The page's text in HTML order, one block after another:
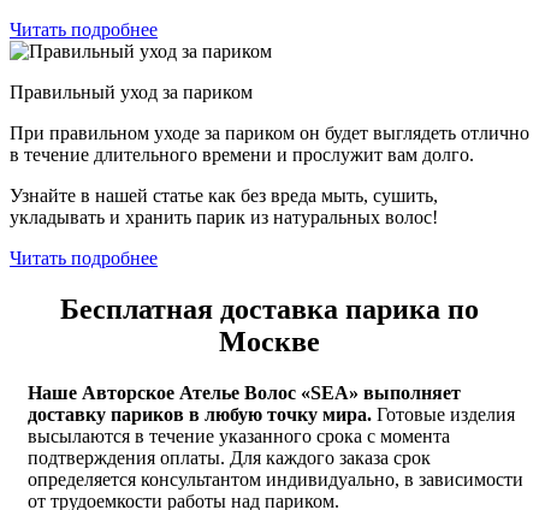
Читать подробнее
Правильный уход за париком
При правильном уходе за париком он будет выглядеть отлично
в течение длительного времени и прослужит вам долго.
Узнайте в нашей статье как без вреда мыть, сушить,
укладывать и хранить парик из натуральных волос!
Читать подробнее
Бесплатная доставка парика по
Москве
Наше Авторское Ателье Волос «SEA» выполняет
доставку париков в любую точку мира. Готовые изделия
высылаются в течение указанного срока с момента
подтверждения оплаты. Для каждого заказа срок
определяется консультантом индивидуально, в зависимости
от трудоемкости работы над париком.